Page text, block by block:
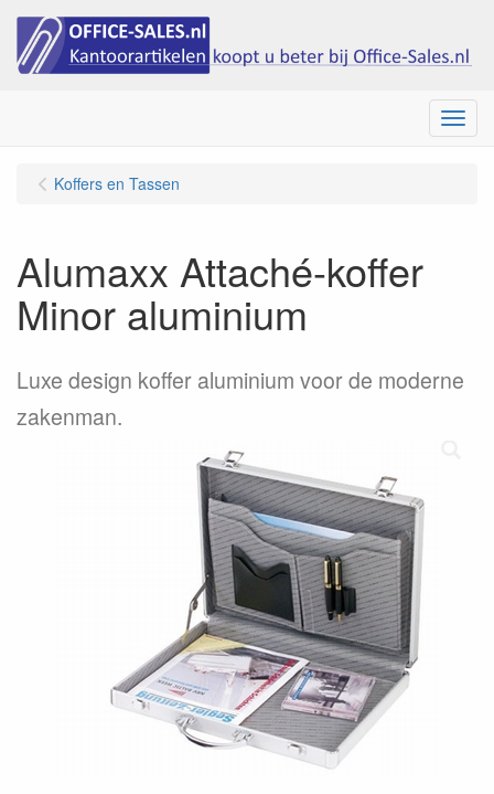
Menu
Koffers en Tassen
Alumaxx Attaché-koffer
Minor aluminium
Luxe design koffer aluminium voor de moderne
zakenman.